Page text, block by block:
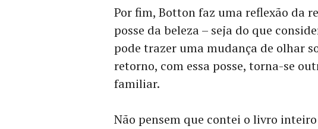
Por fim, Botton faz uma reflexão da
posse da beleza – seja do que
pode trazer uma mudança de olhar
retorno, com essa posse, torna-se
familiar.
Não pensem que contei o livro